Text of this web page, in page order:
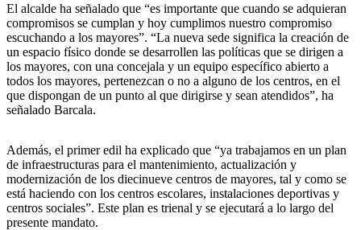
El alcalde ha señalado que “es importante que cuando se adquieran
compromisos se cumplan y hoy cumplimos nuestro compromiso
escuchando a los mayores”. “La nueva sede significa la creación de
un espacio físico donde se desarrollen las políticas que se dirigen a
los mayores, con una concejala y un equipo específico abierto a
todos los mayores, pertenezcan o no a alguno de los centros, en el
que dispongan de un punto al que dirigirse y sean atendidos”, ha
señalado Barcala.
Además, el primer edil ha explicado que “ya trabajamos en un plan
de infraestructuras para el mantenimiento, actualización y
modernización de los diecinueve centros de mayores, tal y como se
está haciendo con los centros escolares, instalaciones deportivas y
centros sociales”. Este plan es trienal y se ejecutará a lo largo del
presente mandato.